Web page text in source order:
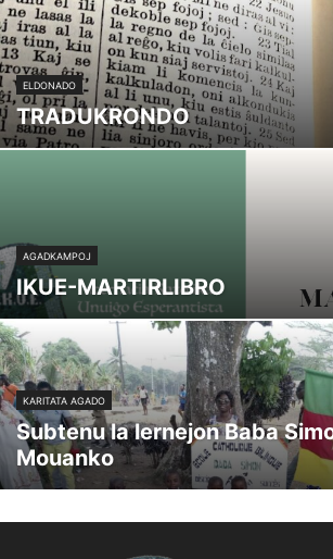
ELDONADO
TRADUKRONDO
AGADKAMPOJ
IKUE-MARTIRLIBRO
KARITATA AGADO
Subtenu la lernejon Baba
Mouanko